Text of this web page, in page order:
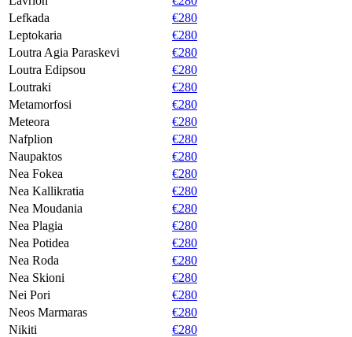
Lefkada
€280
Leptokaria
€280
Loutra Agia Paraskevi
€280
Loutra Edipsou
€280
Loutraki
€280
Metamorfosi
€280
Meteora
€280
Nafplion
€280
Naupaktos
€280
Nea Fokea
€280
Nea Kallikratia
€280
Nea Moudania
€280
Nea Plagia
€280
Nea Potidea
€280
Nea Roda
€280
Nea Skioni
€280
Nei Pori
€280
Neos Marmaras
€280
Nikiti
€280